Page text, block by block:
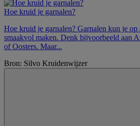
Hoe kruid je garnalen?
Hoe kruid je garnalen? Garnalen kun je op
smaakvol maken. Denk bijvoorbeeld aan
of Oosters. Maar...
Bron: Silvo Kruidenwijzer